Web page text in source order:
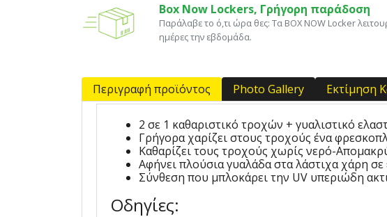
Box Now Lockers, Γρήγορη παράδοση
Παράλαβε το ό,τι ώρα θες: Tα ΒΟΧ ΝΟW Locker
ημέρες την εβδομάδα.
Περιγραφή προϊόντος Photo Gallery Εκτίμηση
2 σε 1 καθαριστικό τροχών + γυαλιστικό
Γρήγορα χαρίζει στους τροχούς ένα
Καθαρίζει τους τροχούς χωρίς νερό-
Αφήνει πλούσια γυαλάδα στα λάστιχα χάρη
Σύνθεση που μπλοκάρει την UV υπεριώδη
Οδηγίες: